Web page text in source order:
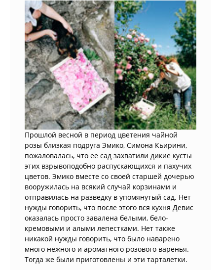
Прошлой весной в период цветения чайной
розы близкая подруга Эмико, Симона Кьирини,
пожаловалась, что ее сад захватили дикие кусты
этих взрывоподобно распускающихся и пахучих
цветов. Эмико вместе со своей старшей дочерью
вооружилась на всякий случай корзинами и
отправилась на разведку в упомянутый сад. Нет
нужды говорить, что после этого вся кухня Девис
оказалась просто завалена белыми, бело-
кремовыми и алыми лепестками. Нет также
никакой нужды говорить, что было наварено
много нежного и ароматного розового варенья.
Тогда же были приготовлены и эти тарталетки.